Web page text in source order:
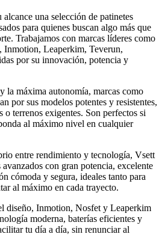
una selección de patinetes
para quienes buscan algo más que
Trabajamos con marcas líderes como
Leaperkim, Teverun,
por su innovación, potencia y
la máxima autonomía, marcas como
por sus modelos potentes y resistentes,
o terrenos exigentes. Son perfectos si
al máximo nivel en cualquier
entre rendimiento y tecnología, Vsett
con gran potencia, excelente
cómoda y segura, ideales tanto para
al máximo en cada trayecto.
diseño, Inmotion, Nosfet y Leaperkim
moderna, baterías eficientes y
tu día a día, sin renunciar al